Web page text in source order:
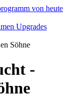
Upgrades
-